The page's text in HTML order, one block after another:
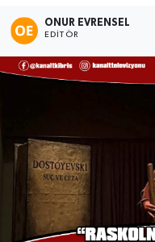
ONUR EVRENSEL
EDITÖR